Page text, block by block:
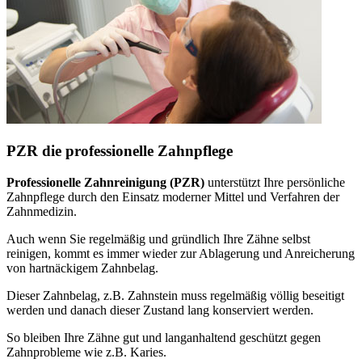
PZR die professionelle Zahnpflege
Professionelle Zahnreinigung (PZR) unterstützt Ihre persönliche
Zahnpflege durch den Einsatz moderner Mittel und Verfahren der
Zahnmedizin.
Auch wenn Sie regelmäßig und gründlich Ihre Zähne selbst
reinigen, kommt es immer wieder zur Ablagerung und Anreicherung
von hartnäckigem Zahnbelag.
Dieser Zahnbelag, z.B. Zahnstein muss regelmäßig völlig beseitigt
werden und danach dieser Zustand lang konserviert werden.
So bleiben Ihre Zähne gut und langanhaltend geschützt gegen
Zahnprobleme wie z.B. Karies.